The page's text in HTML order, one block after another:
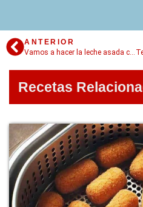
ANTERIOR
Vamos a hacer la leche asada casera más fácil y rica
Recetas